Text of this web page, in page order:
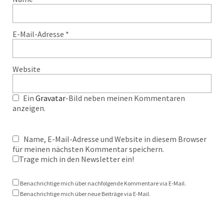
E-Mail-Adresse *
Website
Ein Gravatar-Bild neben meinen Kommentaren
anzeigen.
Name, E-Mail-Adresse und Website in diesem Browser
für meinen nächsten Kommentar speichern.
Trage mich in den Newsletter ein!
Benachrichtige mich über nachfolgende Kommentare via E-Mail.
Benachrichtige mich über neue Beiträge via E-Mail.